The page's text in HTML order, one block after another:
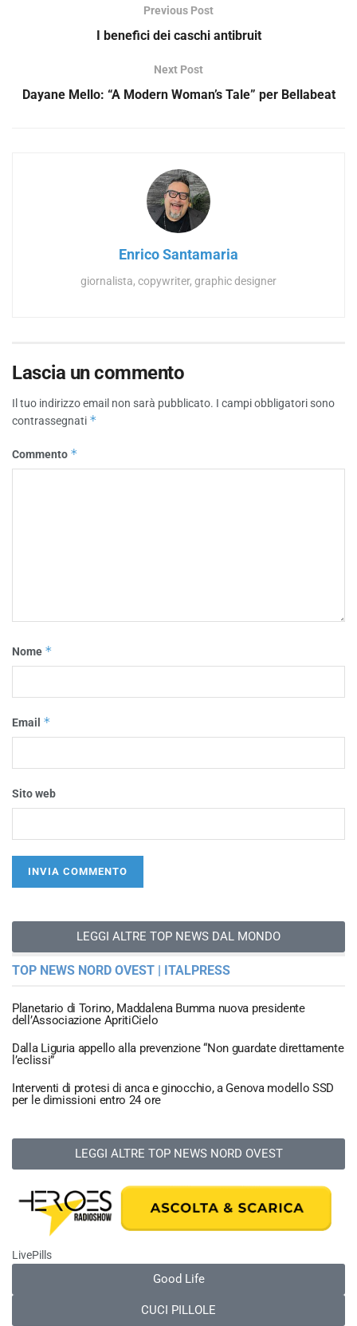
Previous Post
I benefici dei caschi antibruit
Next Post
Dayane Mello: “A Modern Woman’s Tale” per Bellabeat
Enrico Santamaria
giornalista, copywriter, graphic designer
Lascia un commento
Il tuo indirizzo email non sarà pubblicato. I campi obbligatori sono
contrassegnati *
Commento *
Nome *
Email *
Sito web
LEGGI ALTRE TOP NEWS DAL MONDO
TOP NEWS NORD OVEST | ITALPRESS
Planetario di Torino, Maddalena Bumma nuova presidente
dell’Associazione ApritiCielo
Dalla Liguria appello alla prevenzione “Non guardate direttamente
l’eclissi”
Interventi di protesi di anca e ginocchio, a Genova modello SSD
per le dimissioni entro 24 ore
LEGGI ALTRE TOP NEWS NORD OVEST
LivePills
Good Life
CUCI PILLOLE